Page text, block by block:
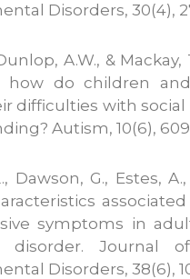
Disorders, 30(4),
A.W., & Mackay,
how do children
difficulties with
Autism, 10(6),
Dawson, G., Estes,
symptoms in
disorder. Journal
Disorders, 38(6),